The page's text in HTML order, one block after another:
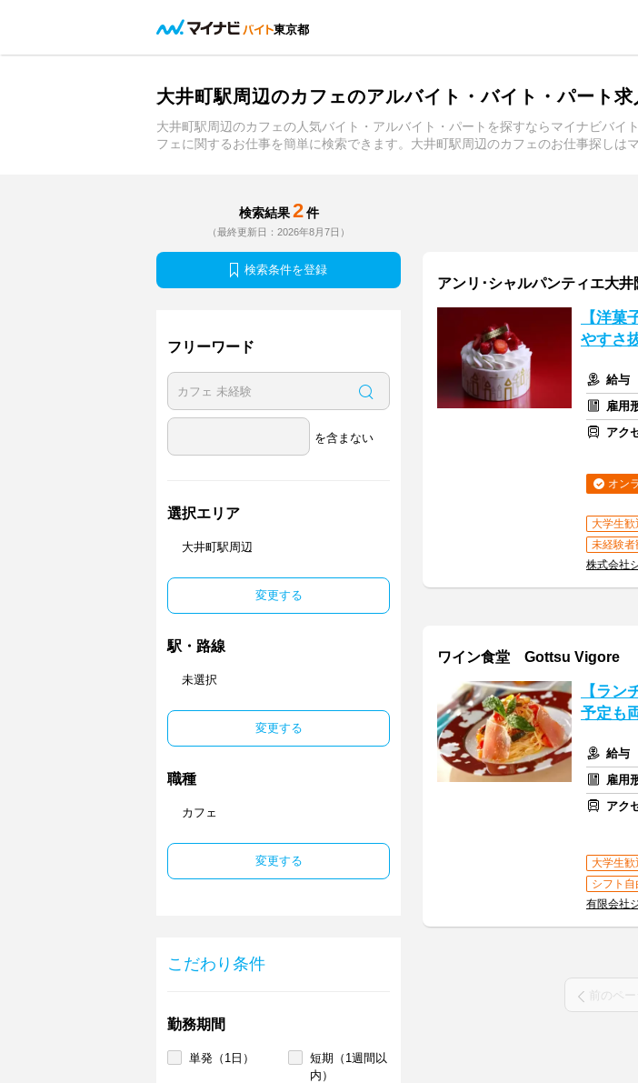
東京都
大井町駅周辺のカフェのアルバイト・バイト・パート求
大井町駅周辺のカフェの人気バイト・アルバイト・パートを探すならマイナビバ
フェに関するお仕事を簡単に検索できます。大井町駅周辺のカフェのお仕事探しは
検索結果 2 件
（最終更新日：2026年8月7日）
検索条件を登録
フリーワード
を含まない
選択エリア
大井町駅周辺
変更する
駅・路線
未選択
変更する
職種
カフェ
変更する
こだわり条件
勤務期間
単発（1日）
短期（1週間以
内）
アンリ･シャルパンティエ大井
【洋
やすさ
給与
雇用
アク
オン
大学生歓
未経験者
株式会社
ワイン食堂 Gottsu Vigore
【ラ
予定も
給与
雇用
アク
大学生歓
シフト
有限会社
前のペ